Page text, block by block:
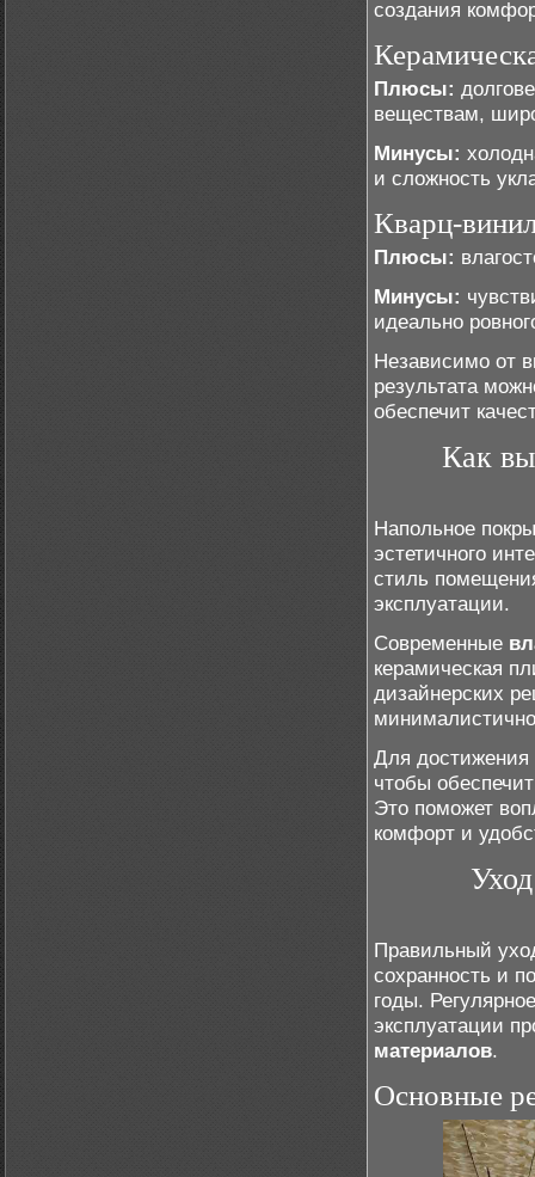
создания
Плюсы:
веществам,
Минусы:
и сложность
Кварц-
Плюсы:
Минусы:
идеально
Независимо от
результата
обеспечит
Как
Напольное
эстетичного
стиль
эксплуатации.
Современные
керамическая
дизайнерских
Для достижения
чтобы
Это поможет
комфорт и
Правильный
сохранность и
годы.
эксплуатации
материалов.
Основные